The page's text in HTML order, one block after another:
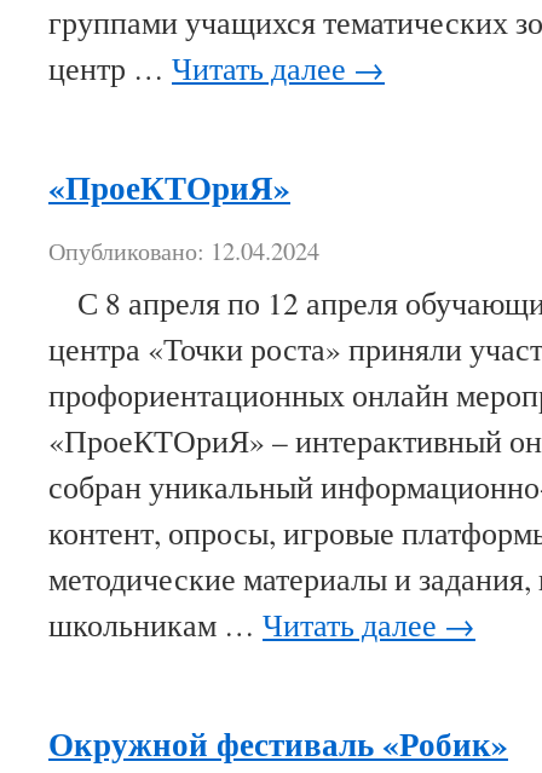
группами учащихся тематических
центр … Читать далее →
«ПроеКТОриЯ»
Опубликовано: 12.04.2024
С 8 апреля по 12 апреля
центра «Точки роста» приняли
профориентационных онлайн
«ПроеКТОриЯ» – интерактивный
собран уникальный
контент, опросы, игровые
методические материалы и
школьникам … Читать далее →
Окружной фестиваль «Робик»